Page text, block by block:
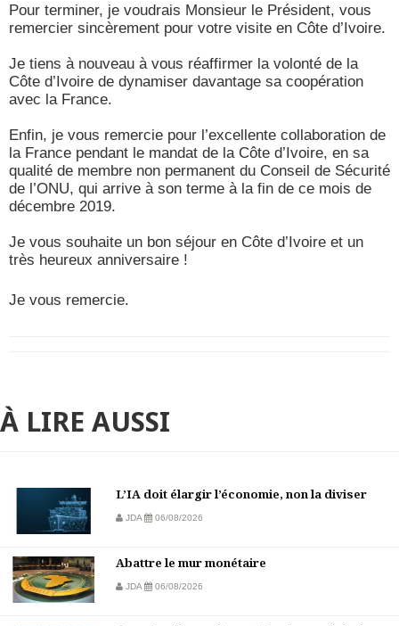
Pour terminer, je voudrais Monsieur le Président, vous
remercier sincèrement pour votre visite en Côte d’Ivoire.
Je tiens à nouveau à vous réaffirmer la volonté de la
Côte d’Ivoire de dynamiser davantage sa coopération
avec la France.
Enfin, je vous remercie pour l’excellente collaboration de
la France pendant le mandat de la Côte d’Ivoire, en sa
qualité de membre non permanent du Conseil de Sécurité
de l’ONU, qui arrive à son terme à la fin de ce mois de
décembre 2019.
Je vous souhaite un bon séjour en Côte d’Ivoire et un
très heureux anniversaire !
Je vous remercie.
À LIRE AUSSI
L’IA doit élargir l’économie, non la diviser
JDA 06/08/2026
Abattre le mur monétaire
JDA 06/08/2026